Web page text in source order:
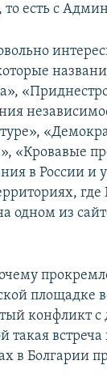
есть с
«Кровавые
в России и
одном из
площадке
конфликт с
такая
в Болгарии